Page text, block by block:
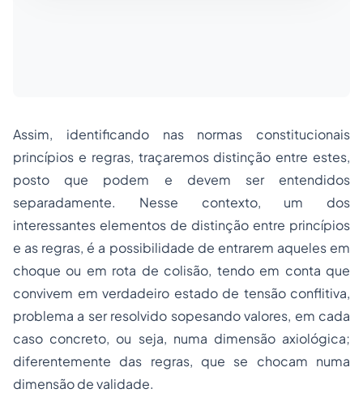
Assim, identificando nas normas constitucionais
princípios e regras, traçaremos distinção entre estes,
posto que podem e devem ser entendidos
separadamente. Nesse contexto, um dos
interessantes elementos de distinção entre princípios
e as regras, é a possibilidade de entrarem aqueles em
choque ou em rota de colisão, tendo em conta que
convivem em verdadeiro estado de tensão conflitiva,
problema a ser resolvido sopesando valores, em cada
caso concreto, ou seja, numa dimensão axiológica;
diferentemente das regras, que se chocam numa
dimensão de validade.